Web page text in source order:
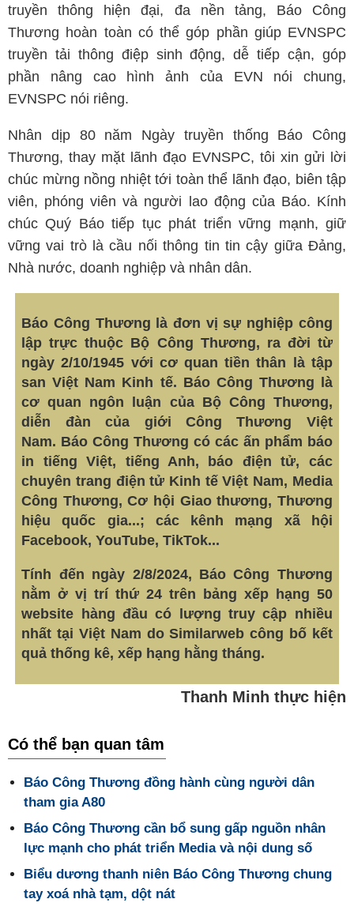
truyền thông hiện đại, đa nền tảng, Báo Công
Thương hoàn toàn có thể góp phần giúp EVNSPC
truyền tải thông điệp sinh động, dễ tiếp cận, góp
phần nâng cao hình ảnh của EVN nói chung,
EVNSPC nói riêng.
Nhân dịp 80 năm Ngày truyền thống Báo Công
Thương, thay mặt lãnh đạo EVNSPC, tôi xin gửi lời
chúc mừng nồng nhiệt tới toàn thể lãnh đạo, biên tập
viên, phóng viên và người lao động của Báo. Kính
chúc Quý Báo tiếp tục phát triển vững mạnh, giữ
vững vai trò là cầu nối thông tin tin cậy giữa Đảng,
Nhà nước, doanh nghiệp và nhân dân.
Báo Công Thương là đơn vị sự nghiệp công
lập trực thuộc Bộ Công Thương, ra đời từ
ngày 2/10/1945 với cơ quan tiền thân là tập
san Việt Nam Kinh tế. Báo Công Thương là
cơ quan ngôn luận của Bộ Công Thương,
diễn đàn của giới Công Thương Việt
Nam. Báo Công Thương có các ấn phẩm báo
in tiếng Việt, tiếng Anh, báo điện tử, các
chuyên trang điện tử Kinh tế Việt Nam, Media
Công Thương, Cơ hội Giao thương, Thương
hiệu quốc gia...; các kênh mạng xã hội
Facebook, YouTube, TikTok...
Tính đến ngày 2/8/2024, Báo Công Thương
nằm ở vị trí thứ 24 trên bảng xếp hạng 50
website hàng đầu có lượng truy cập nhiều
nhất tại Việt Nam do Similarweb công bố kết
quả thống kê, xếp hạng hằng tháng.
Thanh Minh thực hiện
Có thể bạn quan tâm
Báo Công Thương đồng hành cùng người dân
tham gia A80
Báo Công Thương cần bổ sung gấp nguồn nhân
lực mạnh cho phát triển Media và nội dung số
Biểu dương thanh niên Báo Công Thương chung
tay xoá nhà tạm, dột nát